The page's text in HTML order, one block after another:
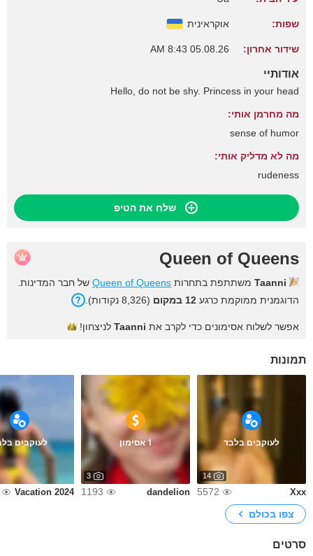
שפות: אוקראינית
שידור אחרון: 05.08.26 8:43 AM
אודותיי
Hello, do not be shy. Princess in your head
מה מחרמן אותי:
sense of humor
מה לא מדליק אותי:
rudeness
שלח את הטיפ
Queen of Queens
Taanni משתתפת בתחרות Queen of Queens של חבר המדינות.
הדוגמנית ממוקמת כרגע 12 במקום (8,326 נקודות).
אפשר לשלוח אסימונים כדי לקרב את Taanni לניצחון!
תמונות
לעוקבים בלבד
14
Xxx
5572
1 אסימון
3
dandelion
1193
לעוקבים
Vacation 2024
צפו בכולם
סרטים